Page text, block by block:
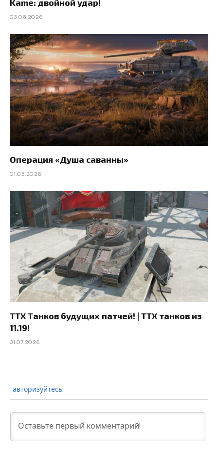
Kame: двойной удар!
03.08.2026
Операция «Душа саванны»
01.08.2026
ТТХ Танков будущих патчей! | ТТХ танков из
11.19!
31.07.2026
авторизуйтесь